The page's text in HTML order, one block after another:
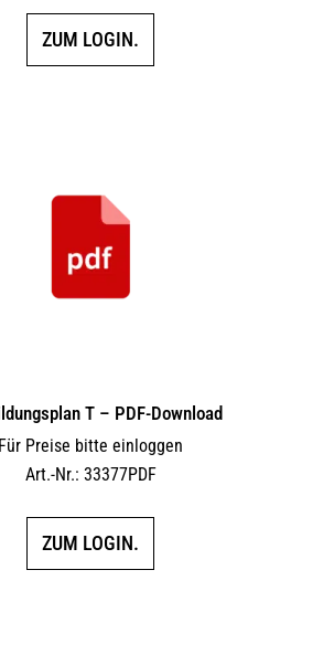
ZUM LOGIN.
T – PDF-Download
Für Preise bitte einloggen
Art.-Nr.: 33377PDF
ZUM LOGIN.